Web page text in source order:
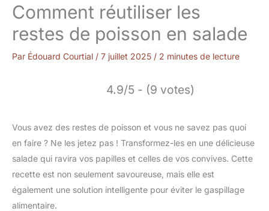
Comment réutiliser les
restes de poisson en salade
Par Édouard Courtial / 7 juillet 2025 / 2 minutes de lecture
4.9/5 - (9 votes)
Vous avez des restes de poisson et vous ne savez pas quoi
en faire ? Ne les jetez pas ! Transformez-les en une délicieuse
salade qui ravira vos papilles et celles de vos convives. Cette
recette est non seulement savoureuse, mais elle est
également une solution intelligente pour éviter le gaspillage
alimentaire.